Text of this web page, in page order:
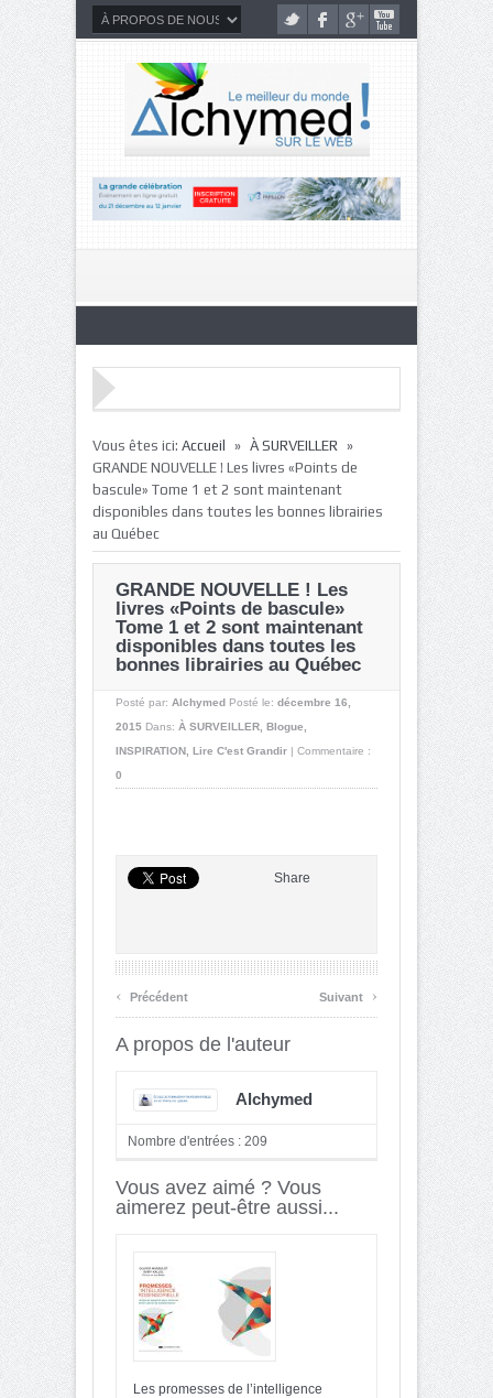
Vous êtes ici: Accueil » À SURVEILLER »
GRANDE NOUVELLE ! Les livres «Points de
bascule» Tome 1 et 2 sont maintenant
disponibles dans toutes les bonnes librairies
au Québec
GRANDE NOUVELLE ! Les
livres «Points de bascule»
Tome 1 et 2 sont maintenant
disponibles dans toutes les
bonnes librairies au Québec
Posté par: Alchymed Posté le: décembre 16,
2015 Dans: À SURVEILLER Blogue
INSPIRATION Lire C'est Grandir | Commentaire :
0
Share
‹ Précédent Suivant ›
A propos de l'auteur
Alchymed
Nombre d'entrées : 209
Vous avez aimé ? Vous
aimerez peut-être aussi...
Les promesses de l’intelligence